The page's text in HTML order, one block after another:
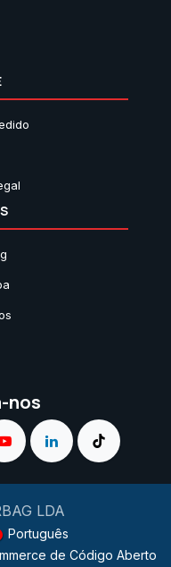
nos
LDA
Português
de Código Aberto